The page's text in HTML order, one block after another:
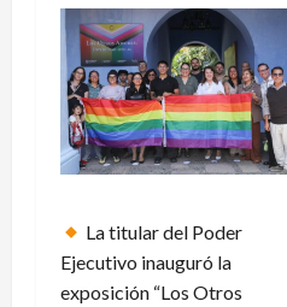
La titular del Poder
Ejecutivo inauguró la
exposición “Los Otros